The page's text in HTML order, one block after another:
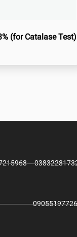
(for Catalase Test)